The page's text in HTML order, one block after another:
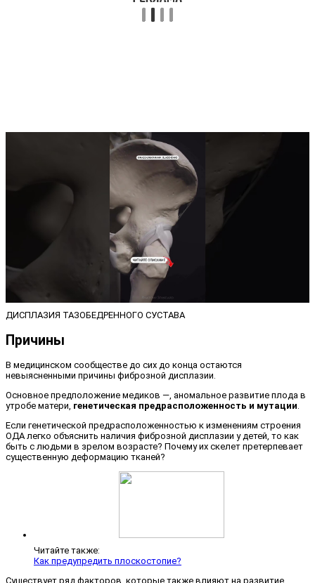
ДИСПЛАЗИЯ ТАЗОБЕДРЕННОГО СУСТАВА
Причины
В медицинском сообществе до сих до конца остаются
невыясненными причины фиброзной дисплазии.
Основное предположение медиков —, аномальное развитие плода в
утробе матери, генетическая предрасположенность и мутации
Если генетической предрасположенностью к изменениям строения
ОДА легко объяснить наличия фиброзной дисплазии у детей, то как
быть с людьми в зрелом возрасте? Почему их скелет претерпевает
существенную деформацию тканей?
Читайте также:
Как предупредить плоскостопие?
Существует ряд факторов, которые также влияют на развитие